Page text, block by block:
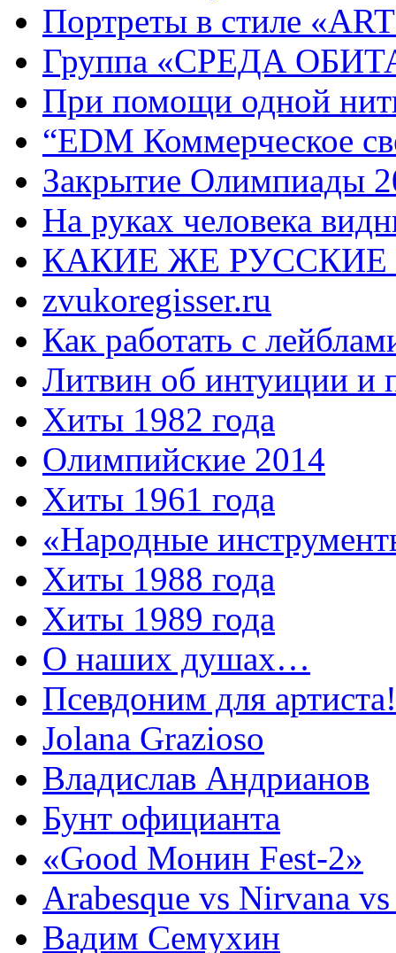
Портреты в стиле
Группа «СРЕДА
При помощи одной
“EDM Коммерческое
Закрытие Олимпиады
На руках человека
КАКИЕ ЖЕ РУССКИЕ
zvukoregisser.ru
Как работать с
Литвин об интуиции и
Хиты 1982 года
Олимпийские 2014
Хиты 1961 года
«Народные
Хиты 1988 года
Хиты 1989 года
О наших душах…
Псевдоним для артиста!
Jolana Grazioso
Владислав Андрианов
Бунт официанта
«Good Монин Fest-2»
Arabesque vs Nirvana
Вадим Семухин